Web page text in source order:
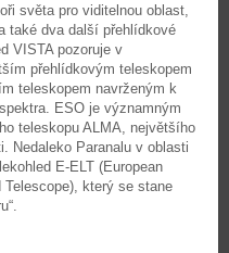
světa pro viditelnou oblast,
také dva další přehlídkové
VISTA pozoruje v
přehlídkovým teleskopem
teleskopem navrženým k
ESO je významným
teleskopu ALMA, největšího
Nedaleko Paranalu v oblasti
E-ELT (European
Telescope), který se stane